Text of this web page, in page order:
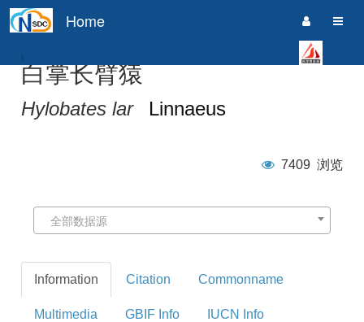
Home
i
白掌长臂猿
Hylobates lar Linnaeus
7409 浏览
全部数据源
Information Citation Commonname
Multimedia GBIF Info IUCN Info